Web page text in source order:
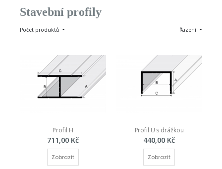
Stavební profily
Počet produktů Řazení
Profil H
711,00 Kč
Zobrazit
Profil U s drážkou
440,00 Kč
Zobrazit